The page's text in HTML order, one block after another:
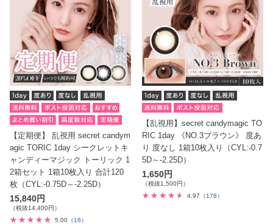
【定期便】 乱視用 secret candym
agic TORIC 1day シークレットキ
ャンディーマジック トーリック 1
2箱セット 1箱10枚入り 合計120
枚（CYL:-0.75D～-2.25D）
15,840円
（税抜14,400円）
5.00 （16）
【乱視用】secret candymagic TO
RIC 1day 《NO.3ブラウン》 度あ
り 度なし 1箱10枚入り（CYL:-0.7
5D～-2.25D）
1,650円
（税抜1,500円）
4.97
（178）